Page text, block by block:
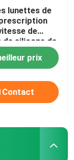
lunettes de
de
de silicone de
miroir avec la
et UV
d'ajustement
prix
Contact